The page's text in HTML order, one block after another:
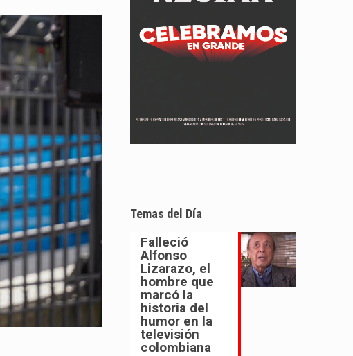
Temas del Día
Falleció
Alfonso
Lizarazo, el
hombre que
marcó la
historia del
humor en la
televisión
colombiana